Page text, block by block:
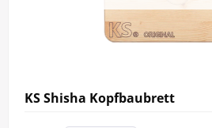
KS Shisha Kopfbaubrett